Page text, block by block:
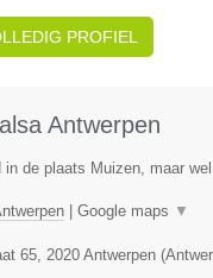
PROFIEL
Antwerpen
in de plaats Muizen, maar
| Google maps ▼
65, 2020 Antwerpen(